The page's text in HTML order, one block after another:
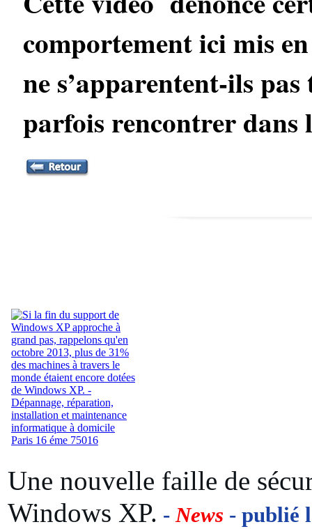
comportement ici mis
ne s’apparentent-ils
parfois rencontrer dans
Une nouvelle faille de
Windows XP. - News - publié